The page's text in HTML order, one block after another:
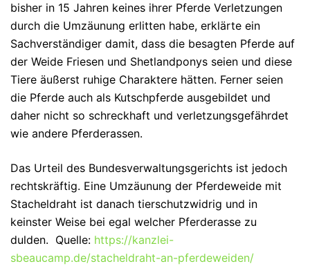
bisher in 15 Jahren keines ihrer Pferde Verletzungen
durch die Umzäunung erlitten habe, erklärte ein
Sachverständiger damit, dass die besagten Pferde auf
der Weide Friesen und Shetlandponys seien und diese
Tiere äußerst ruhige Charaktere hätten. Ferner seien
die Pferde auch als Kutschpferde ausgebildet und
daher nicht so schreckhaft und verletzungsgefährdet
wie andere Pferderassen.
Das Urteil des Bundesverwaltungsgerichts ist jedoch
rechtskräftig. Eine Umzäunung der Pferdeweide mit
Stacheldraht ist danach tierschutzwidrig und in
keinster Weise bei egal welcher Pferderasse zu
dulden. Quelle: https://kanzlei-
sbeaucamp.de/stacheldraht-an-pferdeweiden/